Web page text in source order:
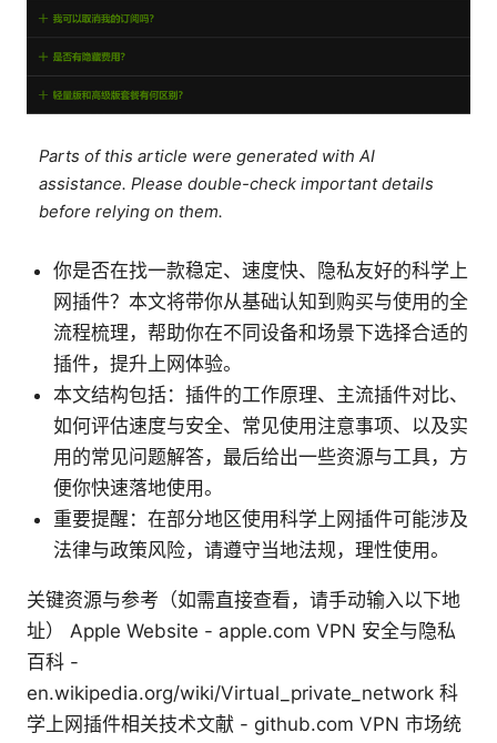
Parts of this article were generated with AI
assistance. Please double-check important details
before relying on them.
你是否在找一款稳定、速度快、隐私友好的科学上
网插件？本文将带你从基础认知到购买与使用的全
流程梳理，帮助你在不同设备和场景下选择合适的
插件，提升上网体验。
本文结构包括：插件的工作原理、主流插件对比、
如何评估速度与安全、常见使用注意事项、以及实
用的常见问题解答，最后给出一些资源与工具，方
便你快速落地使用。
重要提醒：在部分地区使用科学上网插件可能涉及
法律与政策风险，请遵守当地法规，理性使用。
关键资源与参考（如需直接查看，请手动输入以下地
址） Apple Website - apple.com VPN 安全与隐私
百科 -
en.wikipedia.org/wiki/Virtual_private_network 科
学上网插件相关技术文献 - github.com VPN 市场统